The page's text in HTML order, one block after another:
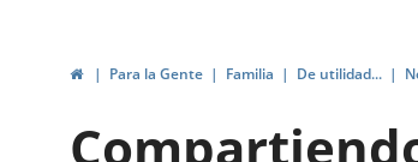
HomePara la Gente Familia De utilidad...